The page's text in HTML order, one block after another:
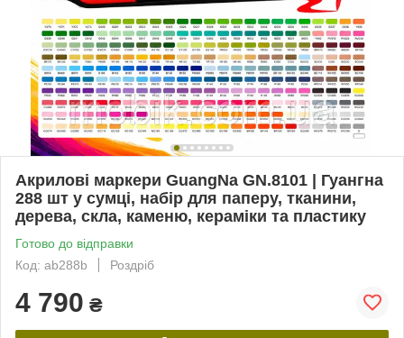
Акрилові маркери GuangNa GN.8101 | Гуангна
288 шт у сумці, набір для паперу, тканини,
дерева, скла, каменю, кераміки та пластику
Готово до відправки
Код: ab288b
Роздріб
4 790 ₴